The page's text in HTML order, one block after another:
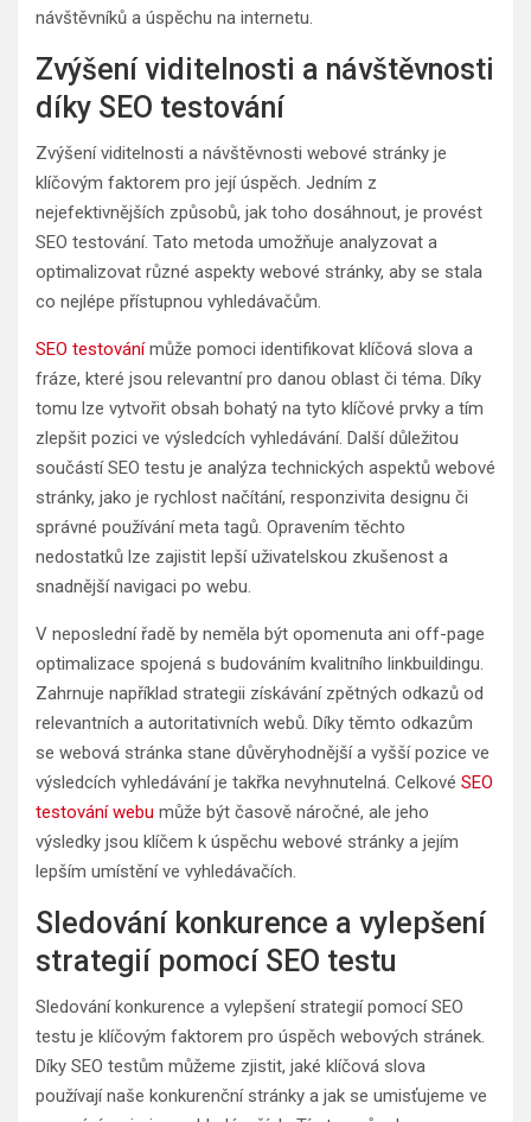
návštěvníků a úspěchu na internetu.
Zvýšení viditelnosti a návštěvnosti
díky SEO testování
Zvýšení viditelnosti a návštěvnosti webové stránky je
klíčovým faktorem pro její úspěch. Jedním z
nejefektivnějších způsobů, jak toho dosáhnout, je provést
SEO testování. Tato metoda umožňuje analyzovat a
optimalizovat různé aspekty webové stránky, aby se stala
co nejlépe přístupnou vyhledávačům.
SEO testovánímůže pomoci identifikovat klíčová slova a
fráze, které jsou relevantní pro danou oblast či téma. Díky
tomu lze vytvořit obsah bohatý na tyto klíčové prvky a tím
zlepšit pozici ve výsledcích vyhledávání. Další důležitou
součástí SEO testu je analýza technických aspektů webové
stránky, jako je rychlost načítání, responzivita designu či
správné používání meta tagů. Opravením těchto
nedostatků lze zajistit lepší uživatelskou zkušenost a
snadnější navigaci po webu.
V neposlední řadě by neměla být opomenuta ani off-page
optimalizace spojená s budováním kvalitního linkbuildingu.
Zahrnuje například strategii získávání zpětných odkazů od
relevantních a autoritativních webů. Díky těmto odkazům
se webová stránka stane důvěryhodnější a vyšší pozice ve
výsledcích vyhledávání je takřka nevyhnutelná. Celkové SEO
testování webu může být časově náročné, ale jeho
výsledky jsou klíčem k úspěchu webové stránky a jejím
lepším umístění ve vyhledávačích.
Sledování konkurence a vylepšení
strategií pomocí SEO testu
Sledování konkurence a vylepšení strategií pomocí SEO
testu je klíčovým faktorem pro úspěch webových stránek.
Díky SEO testům můžeme zjistit, jaké klíčová slova
používají naše konkurenční stránky a jak se umisťujeme ve